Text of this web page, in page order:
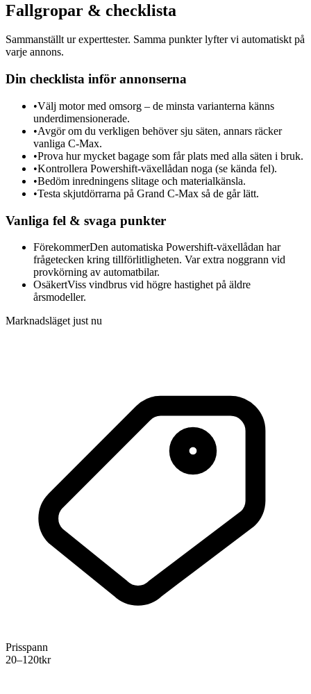
Fallgropar & checklista
Sammanställt ur experttester. Samma punkter lyfter vi automatiskt på
varje annons.
Din checklista inför annonserna
•Välj motor med omsorg – de minsta varianterna känns
underdimensionerade.
•Avgör om du verkligen behöver sju säten, annars räcker
vanliga C-Max.
•Prova hur mycket bagage som får plats med alla säten i bruk.
•Kontrollera Powershift-växellådan noga (se kända fel).
•Bedöm inredningens slitage och materialkänsla.
•Testa skjutdörrarna på Grand C-Max så de går lätt.
Vanliga fel & svaga punkter
FörekommerDen automatiska Powershift-växellådan har
frågetecken kring tillförlitligheten. Var extra noggrann vid
provkörning av automatbilar.
OsäkertViss vindbrus vid högre hastighet på äldre
årsmodeller.
Marknadsläget just nu
Prisspann
20–120tkr